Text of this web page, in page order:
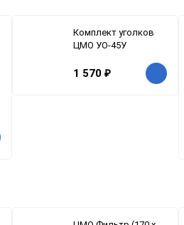
Комплект уголков
ЦМО УО-45У
1 570 ₽